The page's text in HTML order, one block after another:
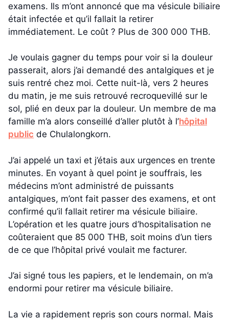
examens. Ils m’ont annoncé que ma vésicule biliaire
était infectée et qu’il fallait la retirer
immédiatement. Le coût ? Plus de 300 000 THB.
Je voulais gagner du temps pour voir si la douleur
passerait, alors j’ai demandé des antalgiques et je
suis rentré chez moi. Cette nuit-là, vers 2 heures
du matin, je me suis retrouvé recroquevillé sur le
sol, plié en deux par la douleur. Un membre de ma
famille m’a alors conseillé d’aller plutôt à l’hôpital
public de Chulalongkorn.
J’ai appelé un taxi et j’étais aux urgences en trente
minutes. En voyant à quel point je souffrais, les
médecins m’ont administré de puissants
antalgiques, m’ont fait passer des examens, et ont
confirmé qu’il fallait retirer ma vésicule biliaire.
L’opération et les quatre jours d’hospitalisation ne
coûteraient que 85 000 THB, soit moins d’un tiers
de ce que l’hôpital privé voulait me facturer.
J’ai signé tous les papiers, et le lendemain, on m’a
endormi pour retirer ma vésicule biliaire.
La vie a rapidement repris son cours normal. Mais